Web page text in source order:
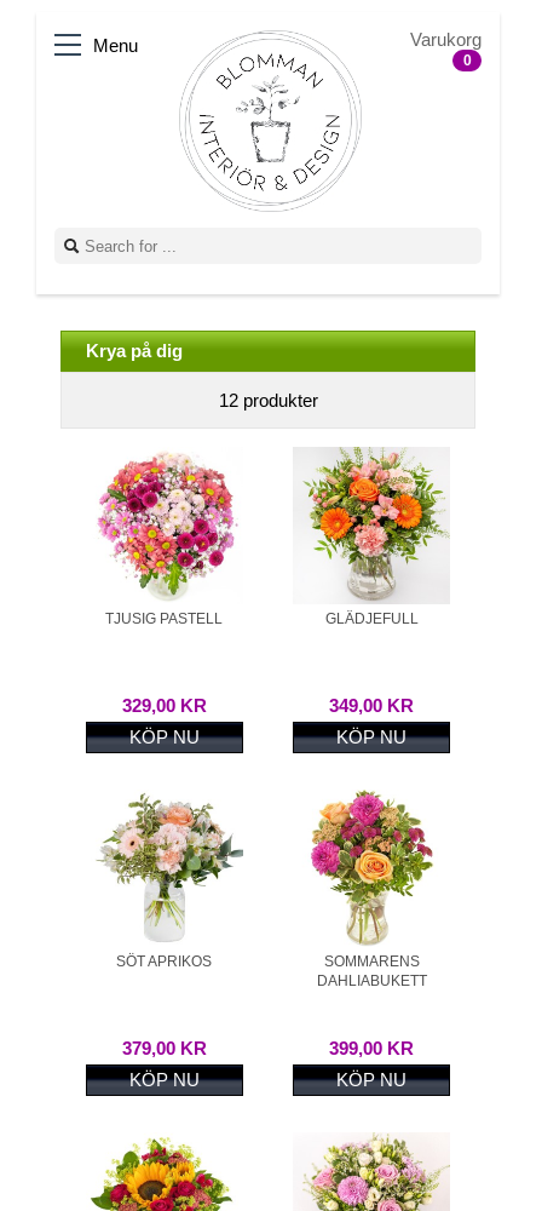
Menu Varukorg
0
Krya på dig
12 produkter
TJUSIG PASTELL
329,00 KR
KÖP NU
GLÄDJEFULL
349,00 KR
KÖP NU
SÖT APRIKOS
379,00 KR
KÖP NU
SOMMARENS
DAHLIABUKETT
399,00 KR
KÖP NU